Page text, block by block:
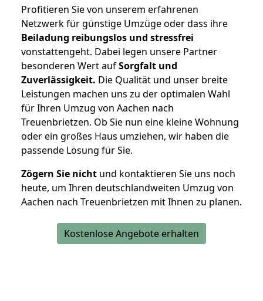
Profitieren Sie von unserem erfahrenen
Netzwerk für günstige Umzüge oder dass ihre
Beiladung reibungslos und stressfrei
vonstattengeht. Dabei legen unsere Partner
besonderen Wert aufSorgfalt und
Zuverlässigkeit. Die Qualität und unser breite
Leistungen machen uns zu der optimalen Wahl
für Ihren Umzug von Aachen nach
Treuenbrietzen. Ob Sie nun eine kleine Wohnung
oder ein großes Haus umziehen, wir haben die
passende Lösung für Sie.
Zögern Sie nicht und kontaktieren Sie uns noch
heute, um Ihren deutschlandweiten Umzug von
Aachen nach Treuenbrietzen mit Ihnen zu planen.
Kostenlose Angebote erhalten